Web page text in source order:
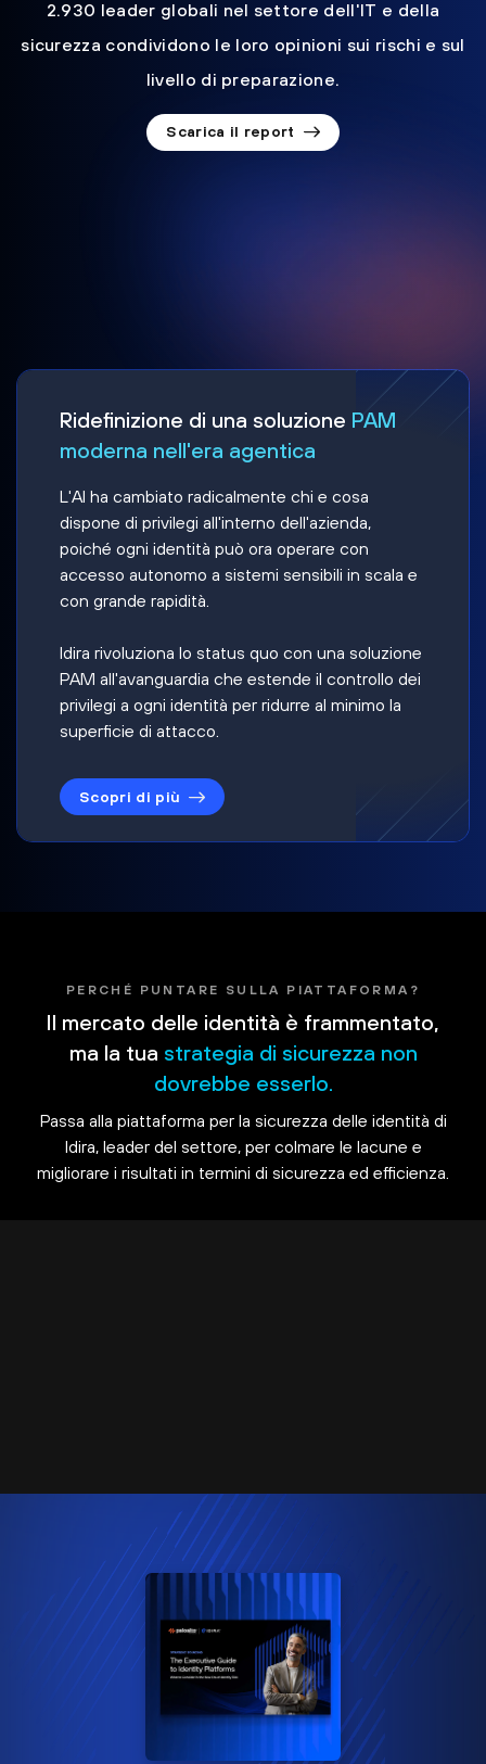
2.930 leader globali nel settore dell'IT e della
sicurezza condividono le loro opinioni sui rischi e sul
livello di preparazione.
Scarica il report
Ridefinizione di una soluzione PAM
moderna nell'era agentica
L'AI ha cambiato radicalmente chi e cosa
dispone di privilegi all'interno dell'azienda,
poiché ogni identità può ora operare con
accesso autonomo a sistemi sensibili in scala e
con grande rapidità.
Idira rivoluziona lo status quo con una soluzione
PAM all'avanguardia che estende il controllo dei
privilegi a ogni identità per ridurre al minimo la
superficie di attacco.
Scopri di più
PERCHÉ PUNTARE SULLA PIATTAFORMA?
Il mercato delle identità è frammentato,
ma la tua strategia di sicurezza non
dovrebbe esserlo.
Passa alla piattaforma per la sicurezza delle identità di
Idira, leader del settore, per colmare le lacune e
migliorare i risultati in termini di sicurezza ed efficienza.